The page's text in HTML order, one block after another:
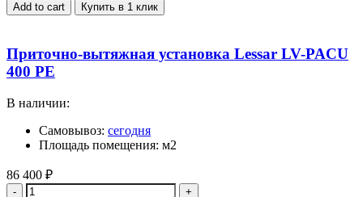
Add to cart Купить в 1 клик
Приточно-вытяжная установка Lessar LV-PACU
400 PE
В наличии:
Самовывоз: сегодня
Площадь помещения: м2
86 400 ₽
Quantity